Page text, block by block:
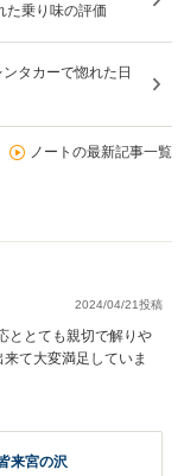
た乗り味の評価
タカーで惚れた日
ノートの最新記事一覧
2024/04/21投稿
ととても親切で解りや
て大変満足していま
来宮の沢